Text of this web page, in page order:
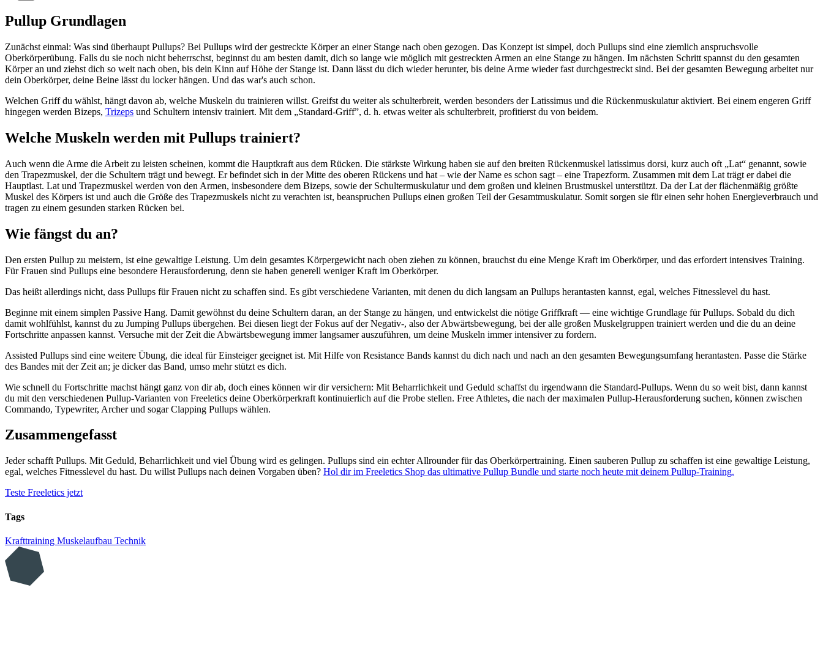
Pullup Grundlagen
Zunächst einmal: Was sind überhaupt Pullups? Bei Pullups wird der gestreckte Körper an einer Stange nach oben gezogen. Das Konzept ist simpel, doch Pullups sind eine ziemlich anspruchsvolle
Oberkörperübung. Falls du sie noch nicht beherrschst, beginnst du am besten damit, dich so lange wie möglich mit gestreckten Armen an eine Stange zu hängen. Im nächsten Schritt spannst du den gesamten
Körper an und ziehst dich so weit nach oben, bis dein Kinn auf Höhe der Stange ist. Dann lässt du dich wieder herunter, bis deine Arme wieder fast durchgestreckt sind. Bei der gesamten Bewegung arbeitet nur
dein Oberkörper, deine Beine lässt du locker hängen. Und das war's auch schon.
Welchen Griff du wählst, hängt davon ab, welche Muskeln du trainieren willst. Greifst du weiter als schulterbreit, werden besonders der Latissimus und die Rückenmuskulatur aktiviert. Bei einem engeren Griff
hingegen werden Bizeps, Trizeps und Schultern intensiv trainiert. Mit dem „Standard-Griff”, d. h. etwas weiter als schulterbreit, profitierst du von beidem.
Welche Muskeln werden mit Pullups trainiert?
Auch wenn die Arme die Arbeit zu leisten scheinen, kommt die Hauptkraft aus dem Rücken. Die stärkste Wirkung haben sie auf den breiten Rückenmuskel latissimus dorsi, kurz auch oft „Lat“ genannt, sowie
den Trapezmuskel, der die Schultern trägt und bewegt. Er befindet sich in der Mitte des oberen Rückens und hat – wie der Name es schon sagt – eine Trapezform. Zusammen mit dem Lat trägt er dabei die
Hauptlast. Lat und Trapezmuskel werden von den Armen, insbesondere dem Bizeps, sowie der Schultermuskulatur und dem großen und kleinen Brustmuskel unterstützt. Da der Lat der flächenmäßig größte
Muskel des Körpers ist und auch die Größe des Trapezmuskels nicht zu verachten ist, beanspruchen Pullups einen großen Teil der Gesamtmuskulatur. Somit sorgen sie für einen sehr hohen Energieverbrauch und
tragen zu einem gesunden starken Rücken bei.
Wie fängst du an?
Den ersten Pullup zu meistern, ist eine gewaltige Leistung. Um dein gesamtes Körpergewicht nach oben ziehen zu können, brauchst du eine Menge Kraft im Oberkörper, und das erfordert intensives Training.
Für Frauen sind Pullups eine besondere Herausforderung, denn sie haben generell weniger Kraft im Oberkörper.
Das heißt allerdings nicht, dass Pullups für Frauen nicht zu schaffen sind. Es gibt verschiedene Varianten, mit denen du dich langsam an Pullups herantasten kannst, egal, welches Fitnesslevel du hast.
Beginne mit einem simplen Passive Hang. Damit gewöhnst du deine Schultern daran, an der Stange zu hängen, und entwickelst die nötige Griffkraft — eine wichtige Grundlage für Pullups. Sobald du dich
damit wohlfühlst, kannst du zu Jumping Pullups übergehen. Bei diesen liegt der Fokus auf der Negativ-, also der Abwärtsbewegung, bei der alle großen Muskelgruppen trainiert werden und die du an deine
Fortschritte anpassen kannst. Versuche mit der Zeit die Abwärtsbewegung immer langsamer auszuführen, um deine Muskeln immer intensiver zu fordern.
Assisted Pullups sind eine weitere Übung, die ideal für Einsteiger geeignet ist. Mit Hilfe von Resistance Bands kannst du dich nach und nach an den gesamten Bewegungsumfang herantasten. Passe die Stärke
des Bandes mit der Zeit an; je dicker das Band, umso mehr stützt es dich.
Wie schnell du Fortschritte machst hängt ganz von dir ab, doch eines können wir dir versichern: Mit Beharrlichkeit und Geduld schaffst du irgendwann die Standard-Pullups. Wenn du so weit bist, dann kannst
du mit den verschiedenen Pullup-Varianten von Freeletics deine Oberkörperkraft kontinuierlich auf die Probe stellen. Free Athletes, die nach der maximalen Pullup-Herausforderung suchen, können zwischen
Commando, Typewriter, Archer und sogar Clapping Pullups wählen.
Zusammengefasst
Jeder schafft Pullups. Mit Geduld, Beharrlichkeit und viel Übung wird es gelingen. Pullups sind ein echter Allrounder für das Oberkörpertraining. Einen sauberen Pullup zu schaffen ist eine gewaltige Leistung,
egal, welches Fitnesslevel du hast. Du willst Pullups nach deinen Vorgaben üben? Hol dir im Freeletics Shop das ultimative Pullup Bundle und starte noch heute mit deinem Pullup-Training.
Teste Freeletics jetzt
Tags
Krafttraining Muskelaufbau Technik